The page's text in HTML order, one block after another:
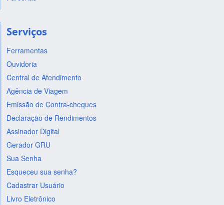
Serviços
Ferramentas
Ouvidoria
Central de Atendimento
Agência de Viagem
Emissão de Contra-cheques
Declaração de Rendimentos
Assinador Digital
Gerador GRU
Sua Senha
Esqueceu sua senha?
Cadastrar Usuário
Livro Eletrônico